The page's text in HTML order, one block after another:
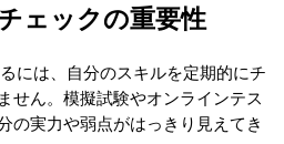
ェックの重要性
には、自分のスキルを定期的にチ
せん。模擬試験やオンラインテス
の実力や弱点がはっきり見えてき